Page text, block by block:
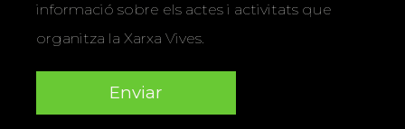
informació sobre els actes i activitats que
organitza la Xarxa Vives.